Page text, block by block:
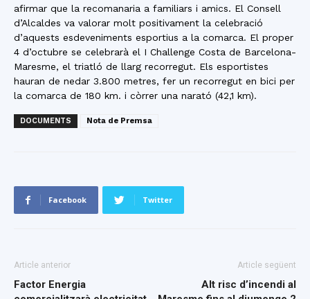
afirmar que la recomanaria a familiars i amics. El Consell
d’Alcaldes va valorar molt positivament la celebració
d’aquests esdeveniments esportius a la comarca. El proper
4 d’octubre se celebrarà el I Challenge Costa de Barcelona-
Maresme, el triatló de llarg recorregut. Els esportistes
hauran de nedar 3.800 metres, fer un recorregut en bici per
la comarca de 180 km. i còrrer una narató (42,1 km).
DOCUMENTS Nota de Premsa
Facebook Twitter
Article anterior
Factor Energia
Article següent
Alt risc d’incendi al